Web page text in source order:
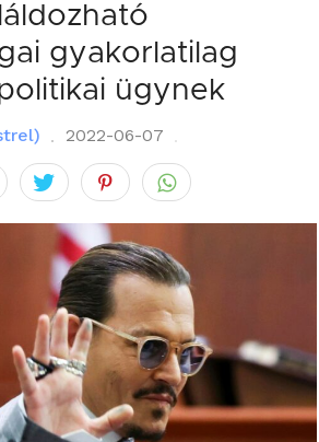
gyakorlatilag
ügynek
2022-06-07